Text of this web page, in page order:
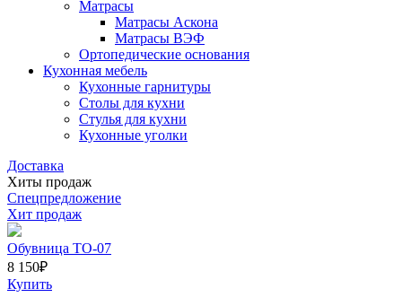
Матрасы
Матрасы Аскона
Матрасы ВЭФ
Ортопедические основания
Кухонная мебель
Кухонные гарнитуры
Столы для кухни
Стулья для кухни
Кухонные уголки
Доставка
Хиты продаж
Спецпредложение
Хит продаж
Обувница ТО-07
8 150₽
Купить